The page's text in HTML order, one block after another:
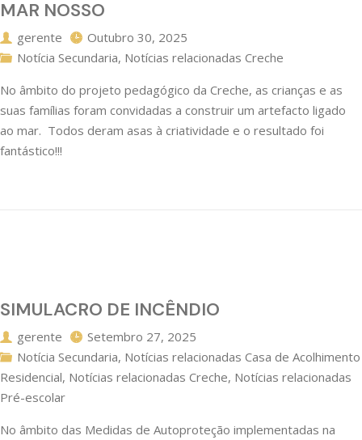
MAR NOSSO
gerente
Outubro 30, 2025
Notícia Secundaria, Notícias relacionadas Creche
No âmbito do projeto pedagógico da Creche, as crianças e as
suas famílias foram convidadas a construir um artefacto ligado
ao mar. Todos deram asas à criatividade e o resultado foi
fantástico!!!
SIMULACRO DE INCÊNDIO
gerente
Setembro 27, 2025
Notícia Secundaria, Notícias relacionadas Casa de Acolhimento
Residencial, Notícias relacionadas Creche, Notícias relacionadas
Pré-escolar
No âmbito das Medidas de Autoproteção implementadas na